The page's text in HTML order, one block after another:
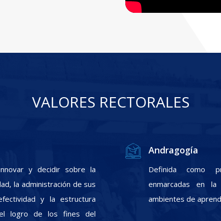
VALORES RECTORALES
y decidir sobre la
la administración de sus
y la estructura
logro de los fines del
Andragogía
Definida como
enmarcadas en
ambientes de